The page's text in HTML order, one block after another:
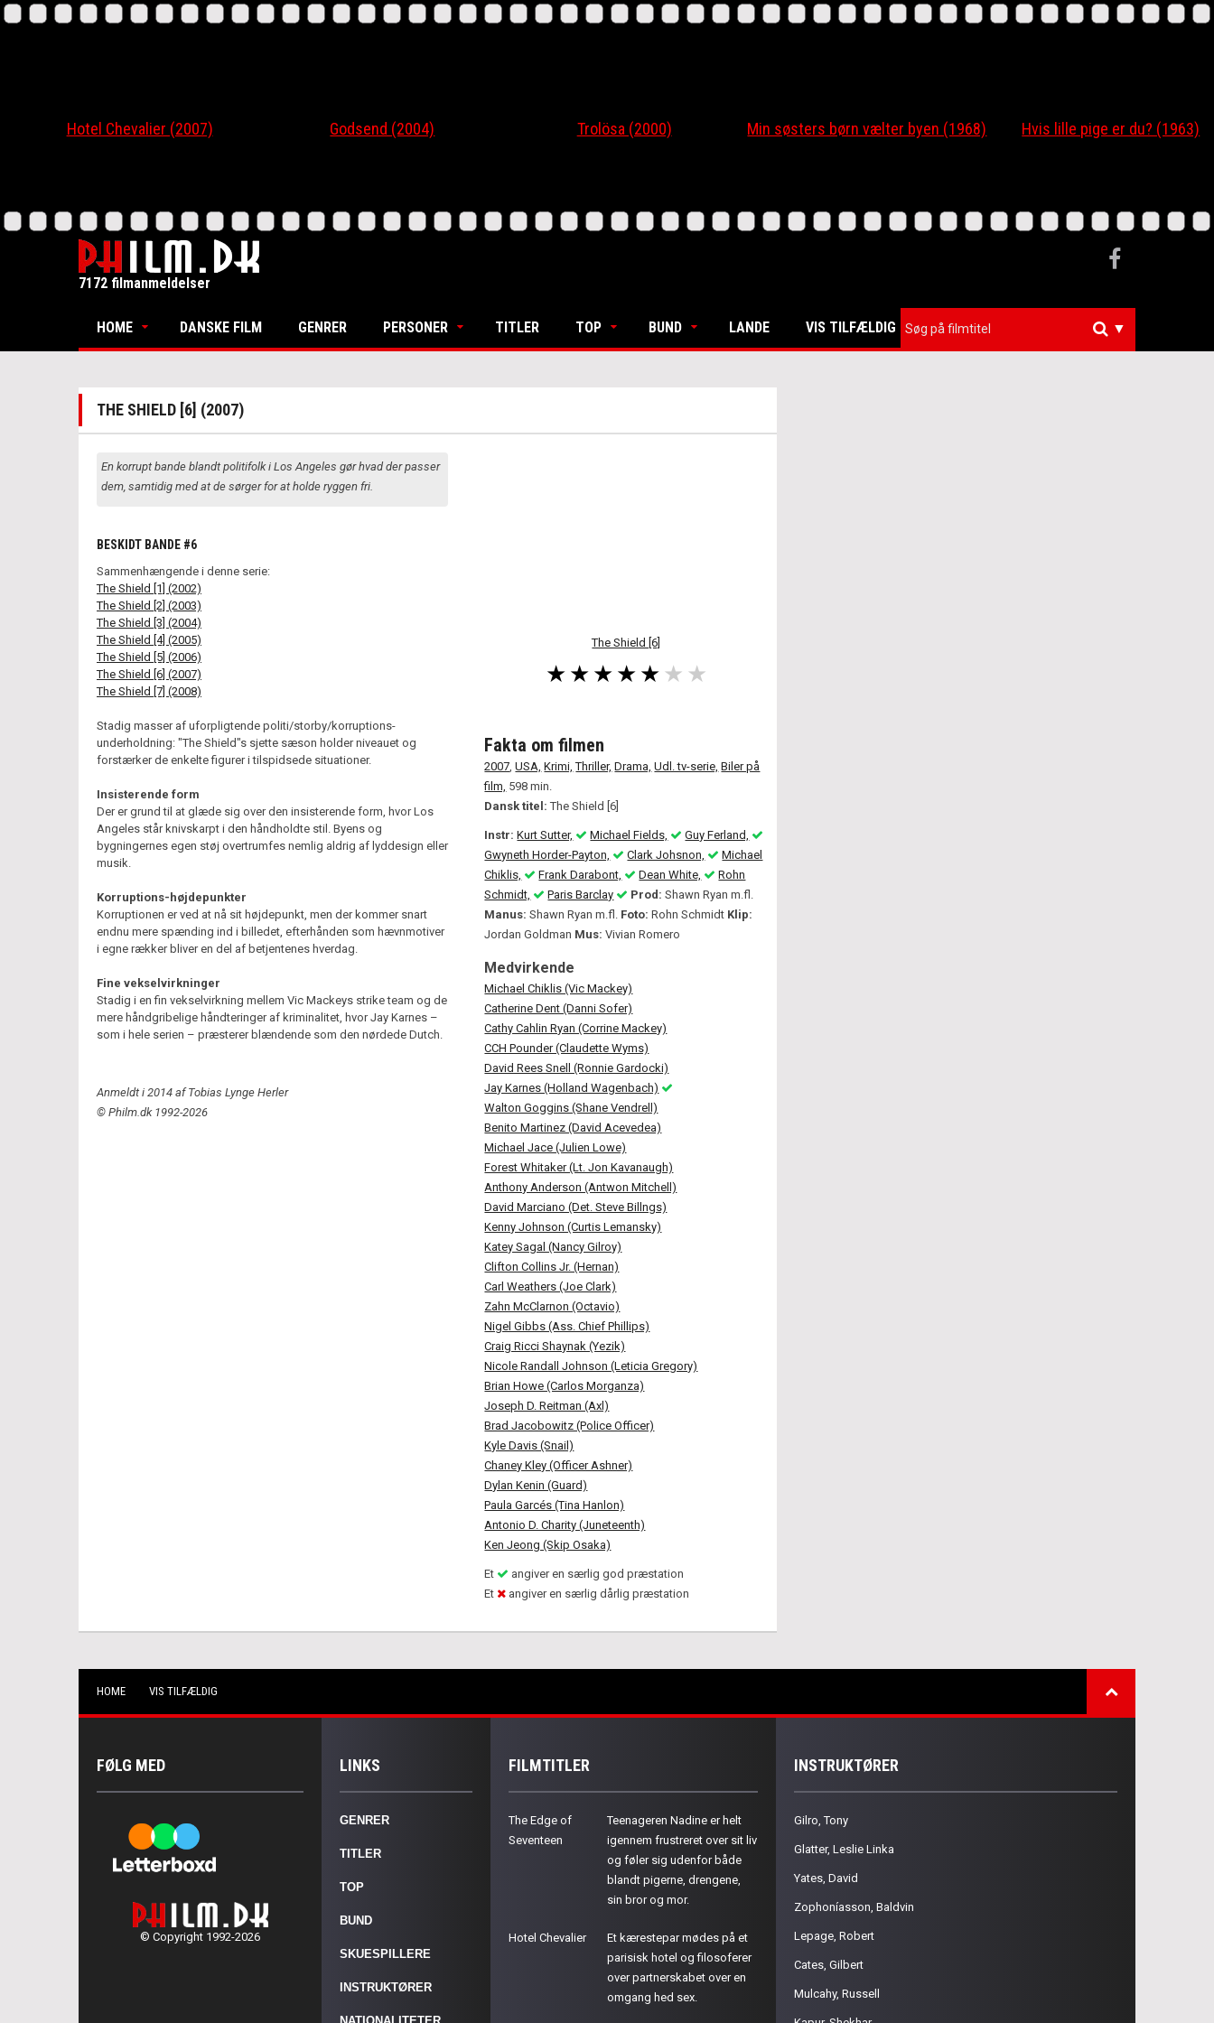
Hotel Chevalier (2007) Godsend (2004) Trolösa (2000) Min søsters børn vælter byen (1968) Hvis lille pige er du? (1963)
7172 filmanmeldelser
HOME DANSKE FILM GENRER PERSONER TITLER TOP BUND LANDE VIS TILFÆLDIG ▼
THE SHIELD [6] (2007)
The Shield [6]
En korrupt bande blandt politifolk i Los Angeles gør hvad der passer
dem, samtidig med at de sørger for at holde ryggen fri.
BESKIDT BANDE #6
Sammenhængende i denne serie:
The Shield [1] (2002)
The Shield [2] (2003)
The Shield [3] (2004)
The Shield [4] (2005)
The Shield [5] (2006)
The Shield [6] (2007)
The Shield [7] (2008)
Stadig masser af uforpligtende politi/storby/korruptions-
underholdning: "The Shield"s sjette sæson holder niveauet og
forstærker de enkelte figurer i tilspidsede situationer.
Insisterende form
Der er grund til at glæde sig over den insisterende form, hvor Los
Angeles står knivskarpt i den håndholdte stil. Byens og
bygningernes egen støj overtrumfes nemlig aldrig af lyddesign eller
musik.
Korruptions-højdepunkter
Korruptionen er ved at nå sit højdepunkt, men der kommer snart
endnu mere spænding ind i billedet, efterhånden som hævnmotiver
i egne rækker bliver en del af betjentenes hverdag.
Fine vekselvirkninger
Stadig i en fin vekselvirkning mellem Vic Mackeys strike team og de
mere håndgribelige håndteringer af kriminalitet, hvor Jay Karnes –
som i hele serien – præsterer blændende som den nørdede Dutch.
Anmeldt i 2014 af Tobias Lynge Herler
© Philm.dk 1992-2026
Fakta om filmen
2007,USA, Krimi, Thriller, Drama, Udl. tv-serie, Biler på
film, 598 min.
Dansk titel:The Shield [6]
Instr: Kurt Sutter, Michael Fields,
Guy Ferland,
Gwyneth Horder-Payton,
Clark Johsnon,
Michael
Chiklis,
Frank Darabont, Dean White,
Rohn
Schmidt,
Paris Barclay Prod: Shawn Ryan m.fl.
Manus: Shawn Ryan m.fl. Foto: Rohn Schmidt Klip:
Jordan Goldman Mus: Vivian Romero
Medvirkende
Michael Chiklis (Vic Mackey)
Catherine Dent (Danni Sofer)
Cathy Cahlin Ryan (Corrine Mackey)
CCH Pounder (Claudette Wyms)
David Rees Snell (Ronnie Gardocki)
Jay Karnes (Holland Wagenbach)
Walton Goggins (Shane Vendrell)
Benito Martinez (David Acevedea)
Michael Jace (Julien Lowe)
Forest Whitaker (Lt. Jon Kavanaugh)
Anthony Anderson (Antwon Mitchell)
David Marciano (Det. Steve Billngs)
Kenny Johnson (Curtis Lemansky)
Katey Sagal (Nancy Gilroy)
Clifton Collins Jr. (Hernan)
Carl Weathers (Joe Clark)
Zahn McClarnon (Octavio)
Nigel Gibbs (Ass. Chief Phillips)
Craig Ricci Shaynak (Yezik)
Nicole Randall Johnson (Leticia Gregory)
Brian Howe (Carlos Morganza)
Joseph D. Reitman (Axl)
Brad Jacobowitz (Police Officer)
Kyle Davis (Snail)
Chaney Kley (Officer Ashner)
Dylan Kenin (Guard)
Paula Garcés (Tina Hanlon)
Antonio D. Charity (Juneteenth)
Ken Jeong (Skip Osaka)
Et
angiver en særlig god præstation
Et
angiver en særlig dårlig præstation
HOME VIS TILFÆLDIG
FØLG MED
© Copyright 1992-2026
LINKS
GENRER
TITLER
TOP
BUND
SKUESPILLERE
INSTRUKTØRER
FILMTITLER
The Edge of
Seventeen
Teenageren Nadine er helt
igennem frustreret over sit liv
og føler sig udenfor både
blandt pigerne, drengene,
sin bror og mor.
Hotel Chevalier
Et kærestepar mødes på et
parisisk hotel og filosoferer
over partnerskabet over en
omgang hed sex.
INSTRUKTØRER
Gilro, Tony
Glatter, Leslie Linka
Yates, David
Zophoníasson, Baldvin
Lepage, Robert
Cates, Gilbert
Mulcahy, Russell